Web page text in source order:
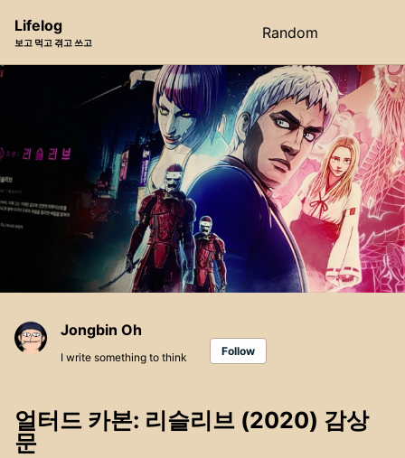
navigation
Lifelog
보고 먹고 겪고 쓰고
Random
Jongbin Oh
I write something to think Follow
얼터드 카본: 리슬리브 (2020) 감상
문